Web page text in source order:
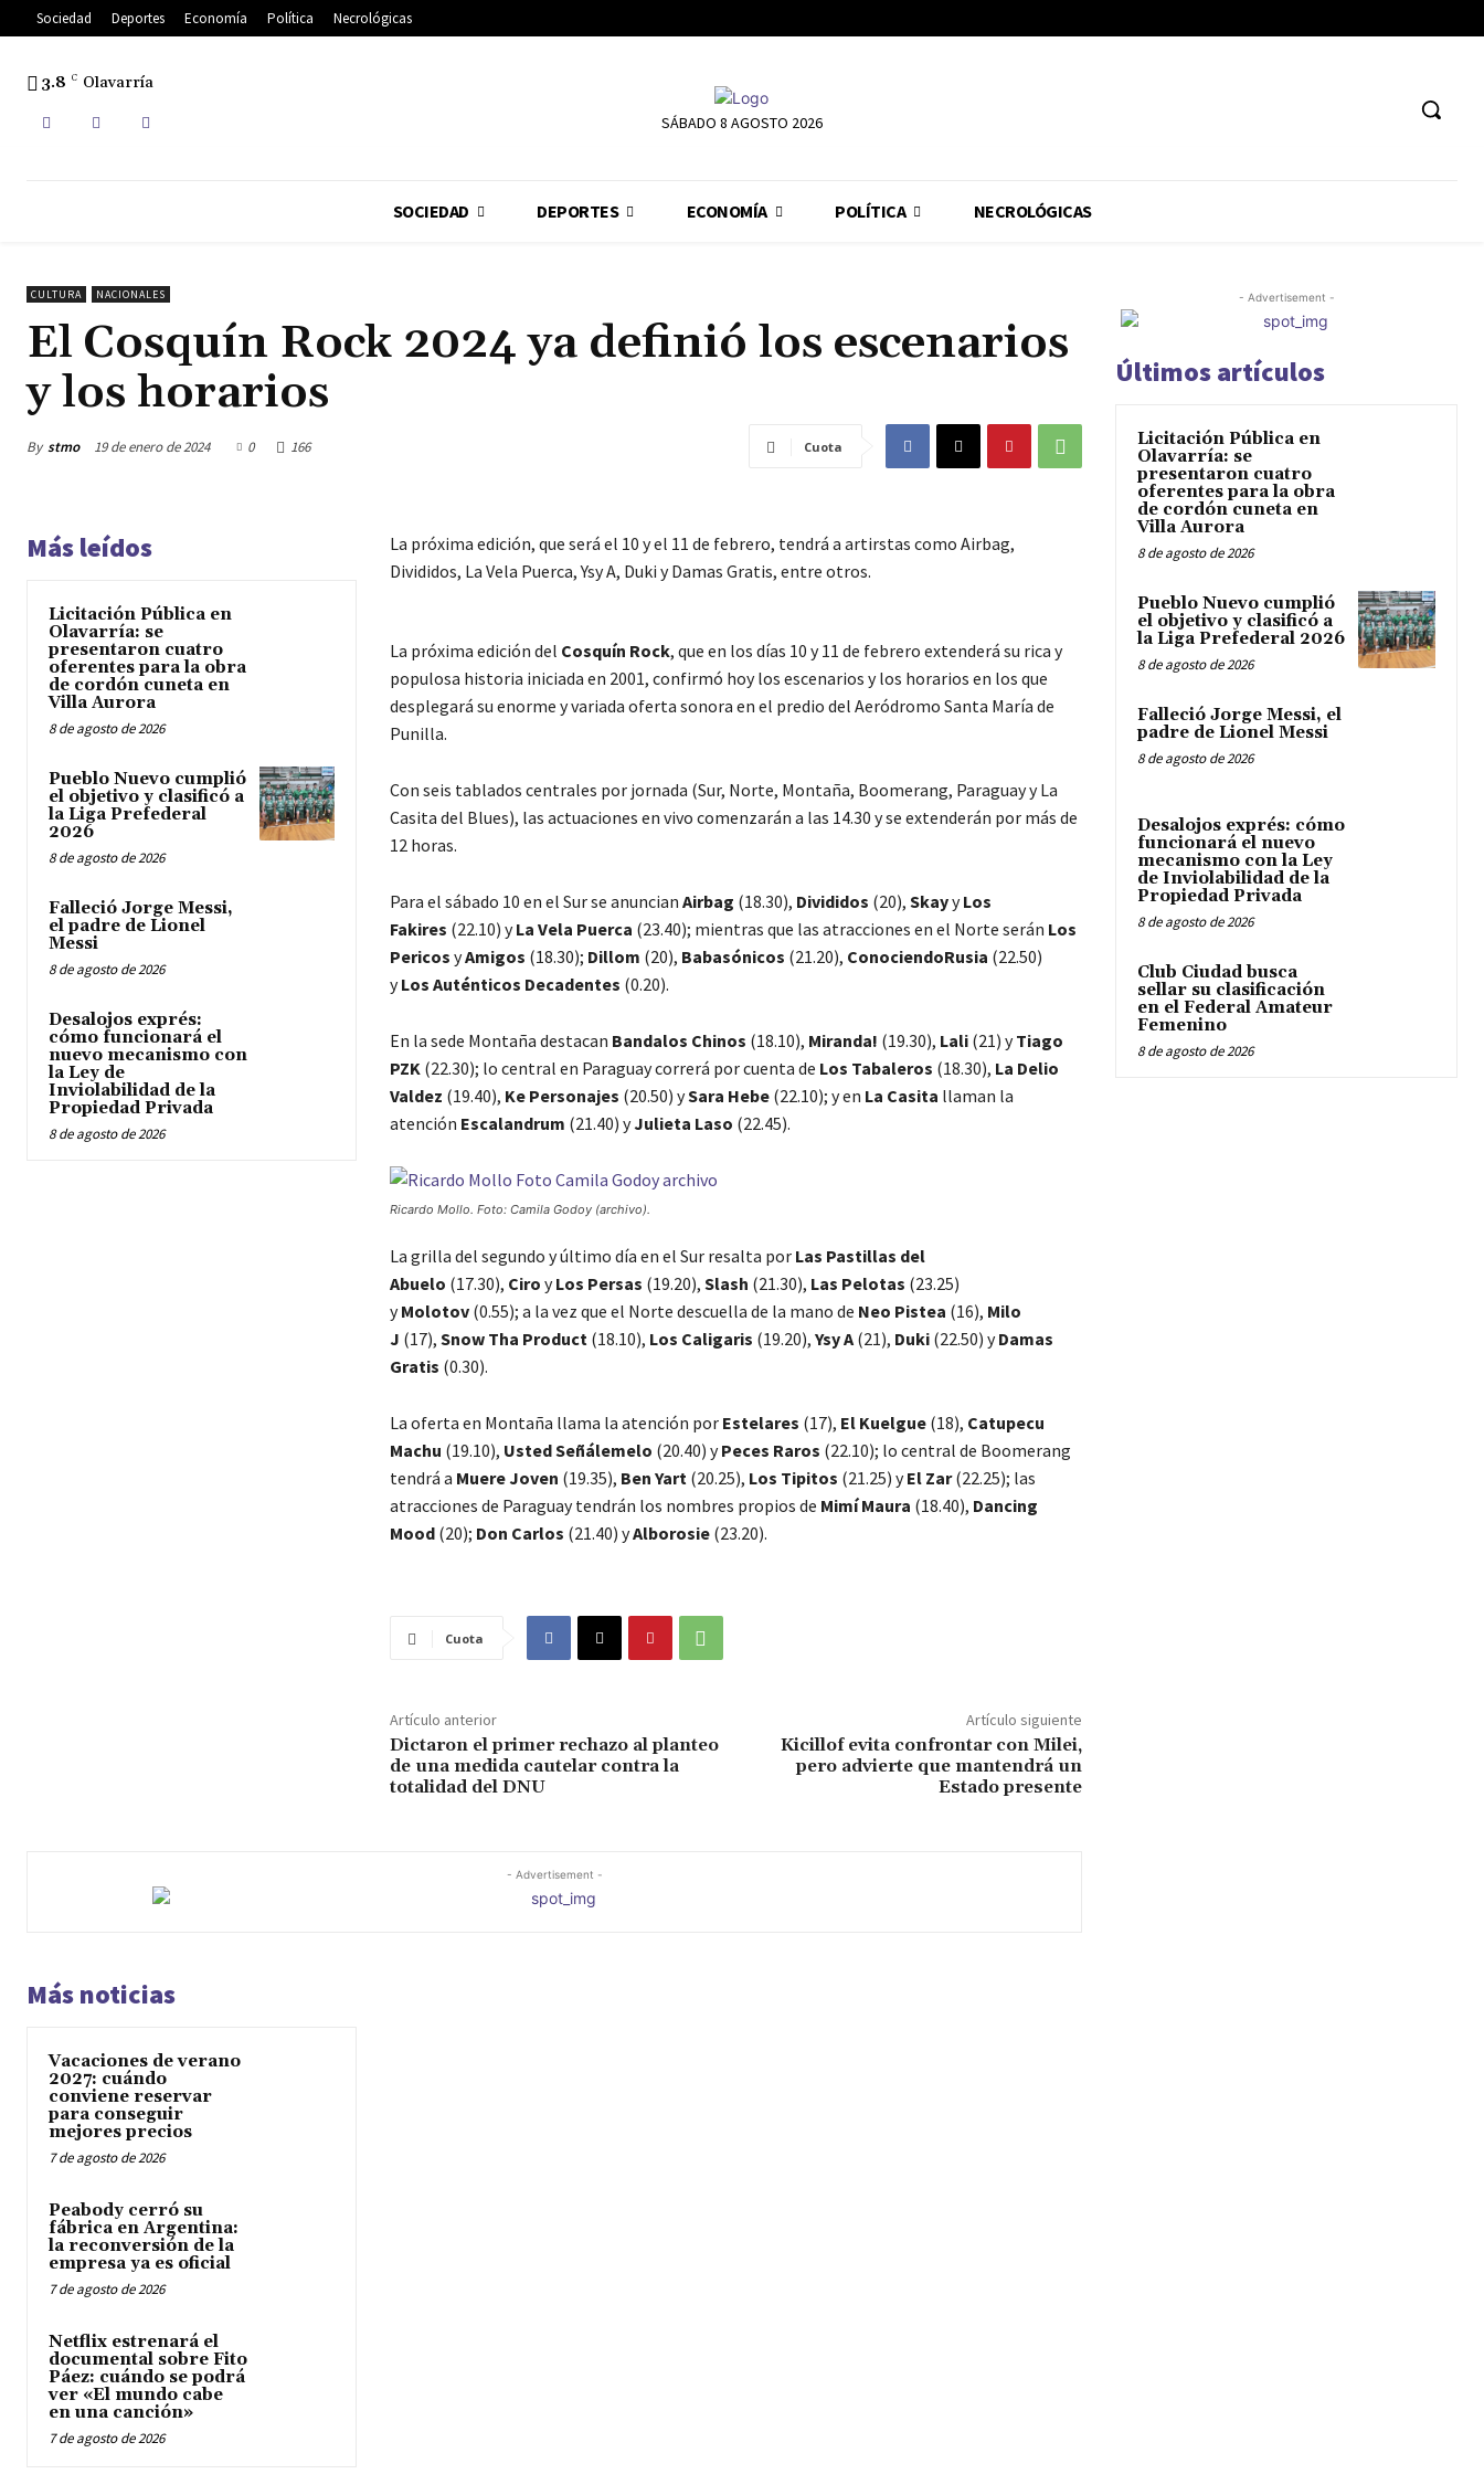
Sociedad Deportes Economía Política Necrológicas
3.8 C Olavarría
SÁBADO 8 AGOSTO 2026
SOCIEDAD DEPORTES ECONOMÍA POLÍTICA NECROLÓGICAS
CULTURA NACIONALES
El Cosquín Rock 2024 ya definió los escenarios
y los horarios
By stmo 19 de enero de 2024 0 166 Cuota
Más leídos
Licitación Pública en
Olavarría: se
presentaron cuatro
oferentes para la obra
de cordón cuneta en
Villa Aurora
8 de agosto de 2026
Pueblo Nuevo cumplió
el objetivo y clasificó a
la Liga Prefederal
2026
8 de agosto de 2026
Falleció Jorge Messi,
el padre de Lionel
Messi
8 de agosto de 2026
Desalojos exprés:
cómo funcionará el
nuevo mecanismo con
la Ley de
Inviolabilidad de la
Propiedad Privada
8 de agosto de 2026
La próxima edición, que será el 10 y el 11 de febrero, tendrá a artirstas como Airbag,
Divididos, La Vela Puerca, Ysy A, Duki y Damas Gratis, entre otros.
La próxima edición del Cosquín Rock, que en los días 10 y 11 de febrero extenderá su rica y
populosa historia iniciada en 2001, confirmó hoy los escenarios y los horarios en los que
desplegará su enorme y variada oferta sonora en el predio del Aeródromo Santa María de
Punilla.
Con seis tablados centrales por jornada (Sur, Norte, Montaña, Boomerang, Paraguay y La
Casita del Blues), las actuaciones en vivo comenzarán a las 14.30 y se extenderán por más de
12 horas.
Para el sábado 10 en el Sur se anuncian Airbag (18.30), Divididos (20), SkayyLos
Fakires (22.10) yLa Vela Puerca (23.40); mientras que las atracciones en el Norte serán Los
Pericos yAmigos (18.30); Dillom (20), Babasónicos (21.20), ConociendoRusia (22.50)
yLos Auténticos Decadentes (0.20).
En la sede Montaña destacan Bandalos Chinos (18.10), Miranda! (19.30), Lali(21) yTiago
PZK(22.30); lo central en Paraguay correrá por cuenta de Los Tabaleros (18.30), La Delio
Valdez (19.40), Ke Personajes (20.50) ySara Hebe(22.10); y en La Casita llaman la
atención Escalandrum (21.40) yJulieta Laso (22.45).
Ricardo Mollo. Foto: Camila Godoy (archivo).
La grilla del segundo y último día en el Sur resalta por Las Pastillas del
Abuelo (17.30), Ciro yLos Persas (19.20), Slash (21.30), Las Pelotas (23.25)
yMolotov(0.55); a la vez que el Norte descuella de la mano de Neo Pistea (16), Milo
J (17), Snow Tha Product(18.10), Los Caligaris (19.20), Ysy A(21), Duki(22.50) yDamas
Gratis (0.30).
La oferta en Montaña llama la atención por Estelares (17), El Kuelgue(18), Catupecu
Machu (19.10), Usted Señálemelo (20.40) yPeces Raros (22.10); lo central de Boomerang
tendrá a Muere Joven (19.35), Ben Yart(20.25), Los Tipitos (21.25) yEl Zar(22.25); las
atracciones de Paraguay tendrán los nombres propios de Mimí Maura (18.40), Dancing
Mood(20); Don Carlos (21.40) yAlborosie(23.20).
Cuota
Artículo anterior
Dictaron el primer rechazo al planteo
de una medida cautelar contra la
totalidad del DNU
Artículo siguiente
Kicillof evita confrontar con Milei,
pero advierte que mantendrá un
Estado presente
- Advertisement -
Más noticias
Vacaciones de verano
2027: cuándo
conviene reservar
para conseguir
mejores precios
7 de agosto de 2026
Peabody cerró su
fábrica en Argentina:
la reconversión de la
empresa ya es oficial
7 de agosto de 2026
Netflix estrenará el
documental sobre Fito
Páez: cuándo se podrá
ver «El mundo cabe
en una canción»
7 de agosto de 2026
- Advertisement -
Últimos artículos
Licitación Pública en
Olavarría: se
presentaron cuatro
oferentes para la obra
de cordón cuneta en
Villa Aurora
8 de agosto de 2026
Pueblo Nuevo cumplió
el objetivo y clasificó a
la Liga Prefederal 2026
8 de agosto de 2026
Falleció Jorge Messi, el
padre de Lionel Messi
8 de agosto de 2026
Desalojos exprés: cómo
funcionará el nuevo
mecanismo con la Ley
de Inviolabilidad de la
Propiedad Privada
8 de agosto de 2026
Club Ciudad busca
sellar su clasificación
en el Federal Amateur
Femenino
8 de agosto de 2026